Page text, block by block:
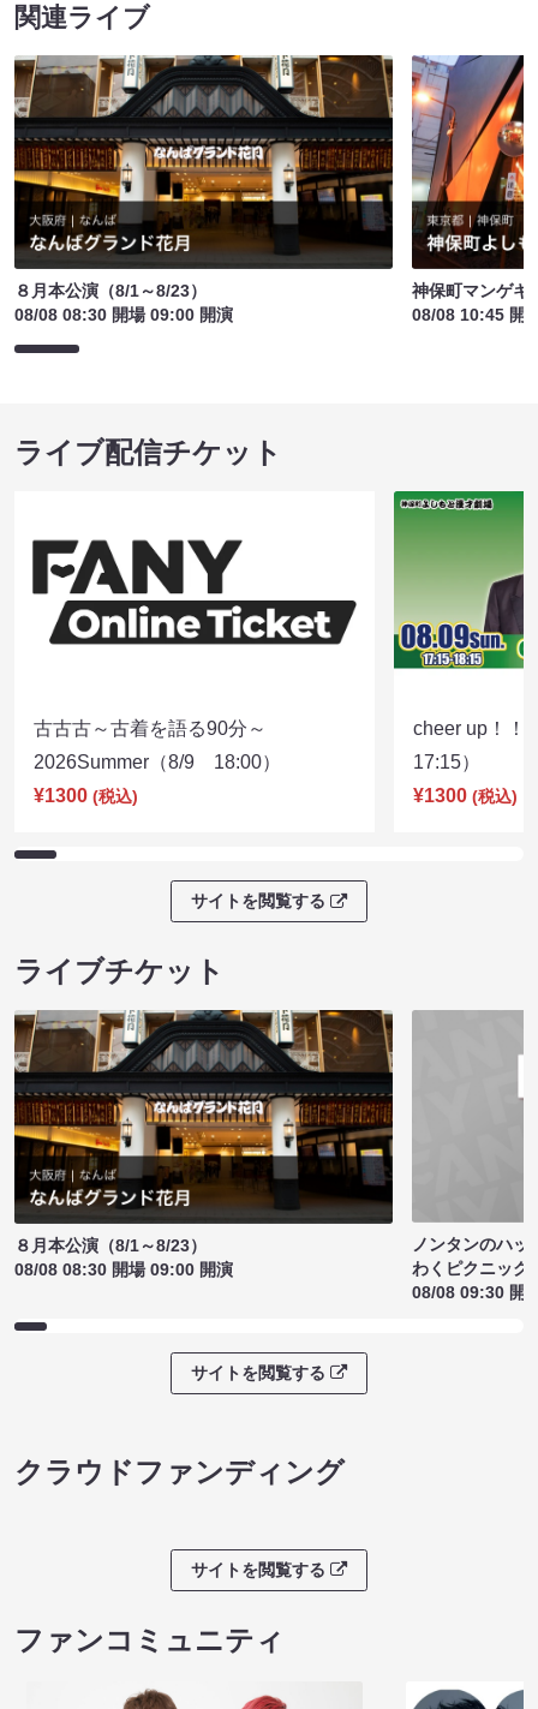
関連ライブ
８月本公演（8/1～8/23）
08/08 08:30 開場 09:00 開演
神保町マンゲキ
08/08 10:45 開
ライブ配信チケット
古古古～古着を語る90分～
2026Summer（8/9 18:00）
¥1300 (税込)
cheer up！
17:15）
¥1300 (税込)
サイトを閲覧する
ライブチケット
８月本公演（8/1～8/23）
08/08 08:30 開場 09:00 開演
ノンタンのハッ
わくピクニック
08/08 09:30 開
サイトを閲覧する
クラウドファンディング
サイトを閲覧する
ファンコミュニティ